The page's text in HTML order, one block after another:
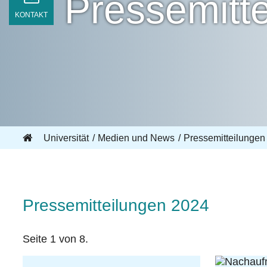
KONTAKT
Universität Medien und News Pressemitteilungen
Pressemitteilungen 2024
Seite 1 von 8.